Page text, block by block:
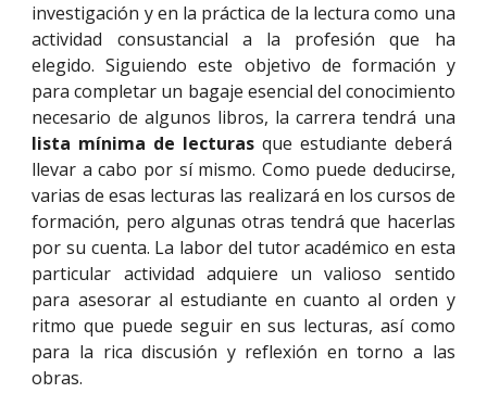
investigación y en la práctica de la lectura como una
actividad consustancial a la profesión que ha
elegido. Siguiendo este objetivo de formación y
para completar un bagaje esencial del conocimiento
necesario de algunos libros, la carrera tendrá una
lista mínima de lecturas que estudiante deberá
llevar a cabo por sí mismo. Como puede deducirse,
varias de esas lecturas las realizará en los cursos de
formación, pero algunas otras tendrá que hacerlas
por su cuenta. La labor del tutor académico en esta
particular actividad adquiere un valioso sentido
para asesorar al estudiante en cuanto al orden y
ritmo que puede seguir en sus lecturas, así como
para la rica discusión y reflexión en torno a las
obras.